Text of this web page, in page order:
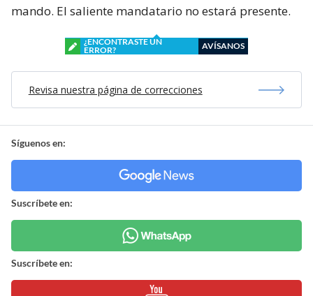
mando. El saliente mandatario no estará presente.
¿ENCONTRASTE UN
ERROR?
AVÍSANOS
Revisa nuestra página de correcciones
Síguenos en:
Suscríbete en:
Suscríbete en: